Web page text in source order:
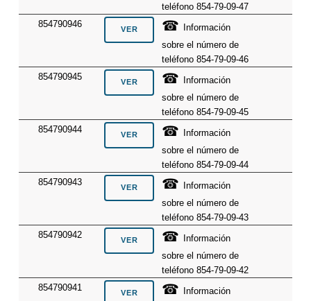
teléfono 854-79-09-47
854790946
☎
Información
sobre el número de
teléfono 854-79-09-46
854790945
☎
Información
sobre el número de
teléfono 854-79-09-45
854790944
☎
Información
sobre el número de
teléfono 854-79-09-44
854790943
☎
Información
sobre el número de
teléfono 854-79-09-43
854790942
☎
Información
sobre el número de
teléfono 854-79-09-42
854790941
☎ Información